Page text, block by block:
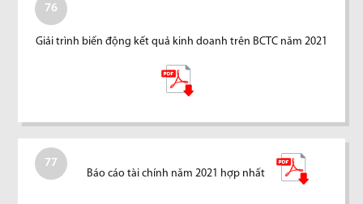
76
Giải trình biến động kết quả kinh doanh trên BCTC năm 2021
77
Báo cáo tài chính năm 2021 hợp nhất